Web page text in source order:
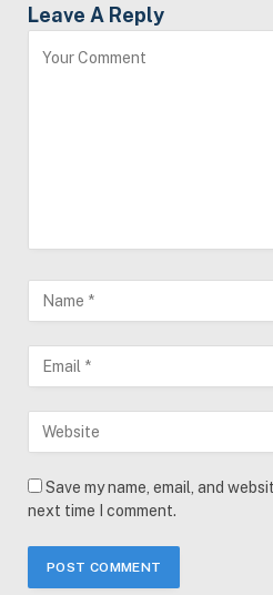
Leave A Reply
Save my name, email, and
next time I comment.